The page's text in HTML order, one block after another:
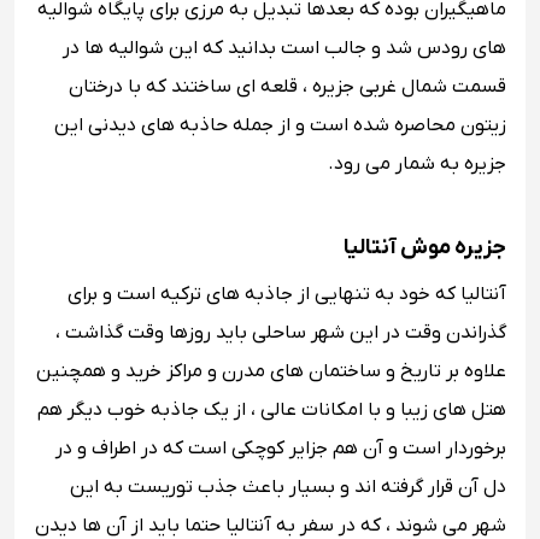
ماهیگیران بوده که بعدها تبدیل به مرزی برای پایگاه شوالیه
های رودس شد و جالب است بدانید که این شوالیه ها در
قسمت شمال غربی جزیره ، قلعه ای ساختند که با درختان
زیتون محاصره شده است و از جمله حاذبه های دیدنی این
جزیره به شمار می رود.
جزیره موش آنتالیا
آنتالیا که خود به تنهایی از جاذبه های ترکیه است و برای
گذراندن وقت در این شهر ساحلی باید روزها وقت گذاشت ،
علاوه بر تاریخ و ساختمان های مدرن و مراکز خرید و همچنین
هتل های زیبا و با امکانات عالی ، از یک جاذبه خوب دیگر هم
برخوردار است و آن هم جزایر کوچکی است که در اطراف و در
دل آن قرار گرفته اند و بسیار باعث جذب توریست به این
شهر می شوند ، که در سفر به آنتالیا حتما باید از آن ها دیدن